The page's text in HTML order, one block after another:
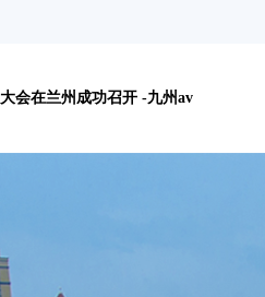
会在兰州成功召开 -九州av